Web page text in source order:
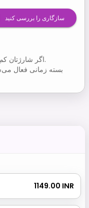
اگر شارژتان کم است، همیشه می‌توانید آن را شارژ کنید.
بسته زمانی فعال
سازگاری را بررسی کنید
₹ 1149.00 INR